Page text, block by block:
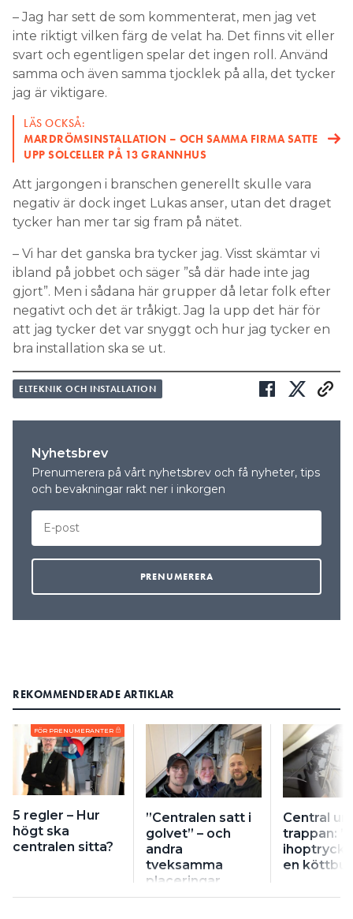
– Jag har sett de som kommenterat, men jag vet
inte riktigt vilken färg de velat ha. Det finns vit eller
svart och egentligen spelar det ingen roll. Använd
samma och även samma tjocklek på alla, det tycker
jag är viktigare.
LÄS OCKSÅ:
MARDRÖMSINSTALLATION – OCH SAMMA FIRMA SATTE
UPP SOLCELLER PÅ 13 GRANNHUS
Att jargongen i branschen generellt skulle vara
negativ är dock inget Lukas anser, utan det draget
tycker han mer tar sig fram på nätet.
– Vi har det ganska bra tycker jag. Visst skämtar vi
ibland på jobbet och säger ”så där hade inte jag
gjort”. Men i sådana här grupper då letar folk efter
negativt och det är tråkigt. Jag la upp det här för
att jag tycker det var snyggt och hur jag tycker en
bra installation ska se ut.
ELTEKNIK OCH INSTALLATION
Nyhetsbrev
Prenumerera på vårt nyhetsbrev och få nyheter, tips
och bevakningar rakt ner i inkorgen
REKOMMENDERADE ARTIKLAR
FÖR PRENUMERANTER
5 regler – Hur
högt ska
centralen sitta?
”Centralen satt i
golvet” – och
andra
tveksamma
placeringar
Central
trappan:
ihoptryckt
en